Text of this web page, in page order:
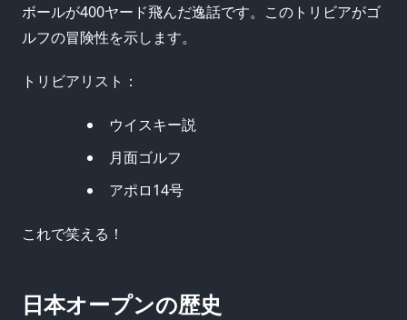
ボールが400ヤード飛んだ逸話です。このトリビアがゴ
ルフの冒険性を示します。
トリビアリスト：
ウイスキー説
月面ゴルフ
アポロ14号
これで笑える！
日本オープンの歴史